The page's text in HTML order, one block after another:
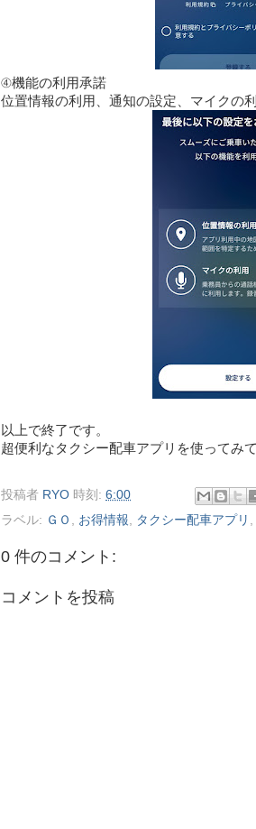
④機能の利用承諾
位置情報の利用、通知の設定、マイクの
以上で終了です。
超便利なタクシー配車アプリを使ってみて
投稿者 RYO 時刻: 6:00
ラベル: ＧＯ , お得情報, タクシー配車アプリ ,
0 件のコメント:
コメントを投稿